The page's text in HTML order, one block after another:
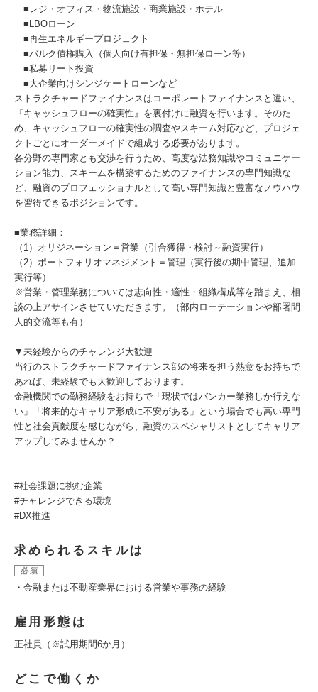
■レジ・オフィス・物流施設・商業施設・ホテル
■LBOローン
■再生エネルギープロジェクト
■バルク債権購入（個人向け有担保・無担保ローン等）
■私募リート投資
■大企業向けシンジケートローンなど
ストラクチャードファイナンスはコーポレートファイナンスと違い、
『キャッシュフローの確実性』を裏付けに融資を行います。そのた
め、キャッシュフローの確実性の調査やスキーム対応など、プロジェ
クトごとにオーダーメイドで組成する必要があります。
各分野の専門家とも交渉を行うため、高度な法務知識やコミュニケー
ション能力、スキームを構築するためのファイナンスの専門知識な
ど、融資のプロフェッショナルとして高い専門知識と豊富なノウハウ
を習得できるポジションです。
■業務詳細：
（1）オリジネーション＝営業（引合獲得・検討～融資実行）
（2）ポートフォリオマネジメント＝管理（実行後の期中管理、追加
実行等）
※営業・管理業務については志向性・適性・組織構成等を踏まえ、相
談の上アサインさせていただきます。（部内ローテーションや部署間
人的交流等も有）
▼未経験からのチャレンジ大歓迎
当行のストラクチャードファイナンス部の将来を担う熱意をお持ちで
あれば、未経験でも大歓迎しております。
金融機関での勤務経験をお持ちで「現状ではバンカー業務しか行えな
い」「将来的なキャリア形成に不安がある」という場合でも高い専門
性と社会貢献度を感じながら、融資のスペシャリストとしてキャリア
アップしてみませんか？
#社会課題に挑む企業
#チャレンジできる環境
#DX推進
求められるスキルは
必須
・金融または不動産業界における営業や事務の経験
雇用形態は
正社員（※試用期間6か月）
どこで働くか